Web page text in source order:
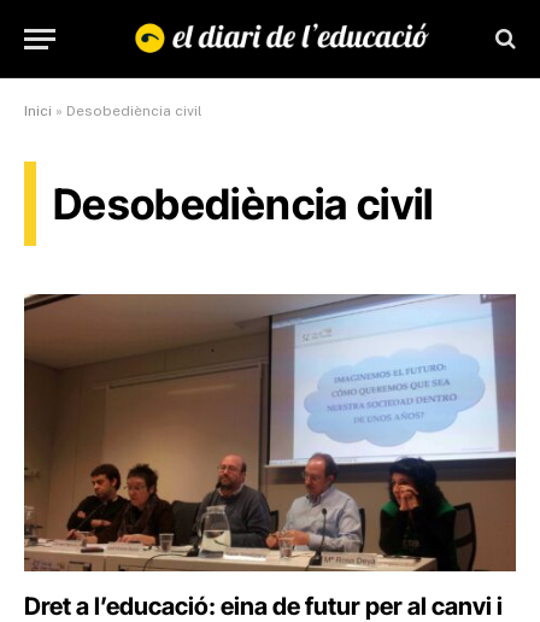
Inici » Desobediència civil
Desobediència civil
Dret a l’educació: eina de futur per al canvi i